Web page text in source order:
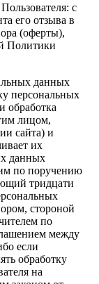
с
его отзыва в
(оферты),
Политики
данных
персональных
обработка
лицом,
сайта) и
их
данных
по поручению
тридцати
стороной
по
между
если
обработку
на